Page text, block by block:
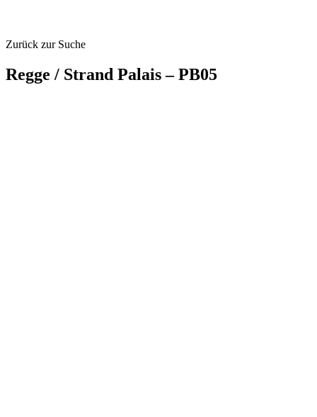
Zurück zur Suche
Regge / Strand Palais – PB05